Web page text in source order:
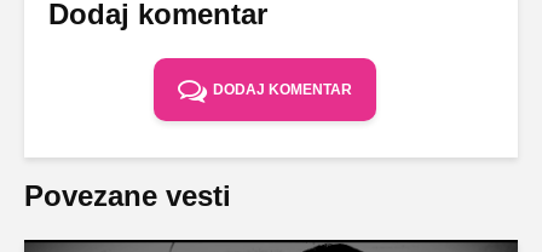
Dodaj komentar
DODAJ KOMENTAR
Povezane vesti